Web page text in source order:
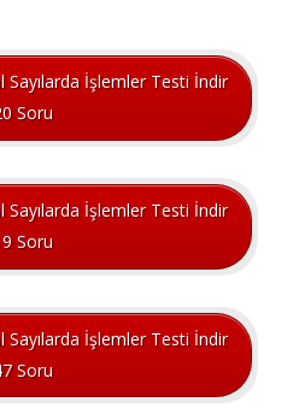
Sayılarda İşlemler Testi İndir
Soru
Sayılarda İşlemler Testi İndir
Soru
Sayılarda İşlemler Testi İndir
Soru